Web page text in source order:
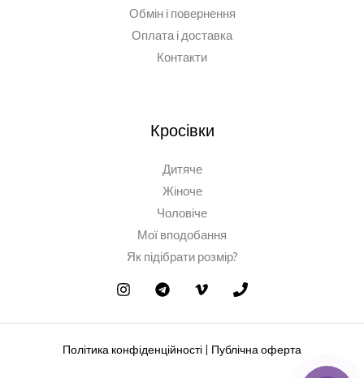
Обмін і повернення
Оплата і доставка
Контакти
Кросівки
Дитяче
Жіноче
Чоловіче
Мої вподобання
Як підібрати розмір?
Політика конфіденційності Публічна оферта